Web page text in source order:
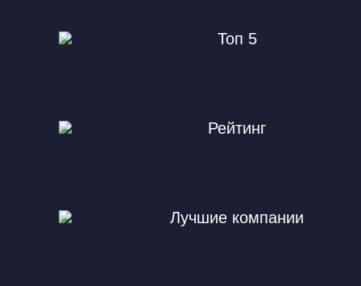
Топ 5
Рейтинг
Лучшие компании